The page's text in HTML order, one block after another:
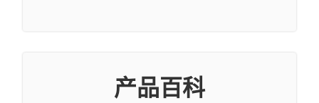
产品百科